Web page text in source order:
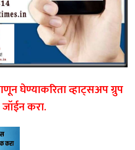
घेण्याकरिता व्हाट्सअप ग्रुप
जॉईन करा.